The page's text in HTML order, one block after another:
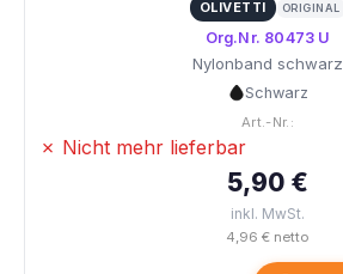
OLIVETTI ORIGINAL
Org.Nr. 80473 U
Nylonband schwarz
Schwarz
Art.-Nr.:
✗ Nicht mehr lieferbar
5,90 €
inkl. MwSt.
4,96 € netto